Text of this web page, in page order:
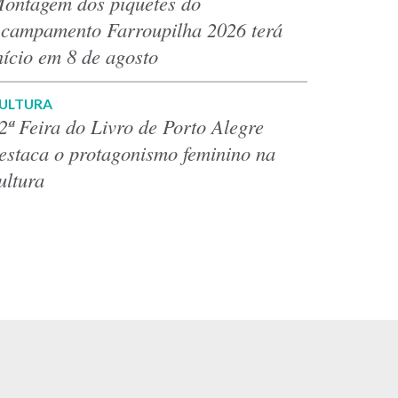
Farroupilha 2026 terá
em 8 de agosto
Feira do Livro de Porto Alegre
o protagonismo feminino na